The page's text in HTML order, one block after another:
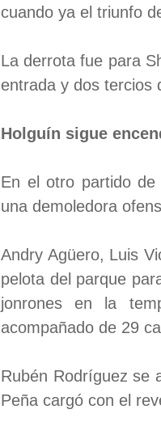
cuando ya el triunfo
La derrota fue para
entrada y dos tercios
Holguín sigue
En el otro partido
una demoledora
Andry Agüero, Luis
pelota del parque
jonrones en la
acompañado de 29
Rubén Rodríguez se
Peña cargó con el